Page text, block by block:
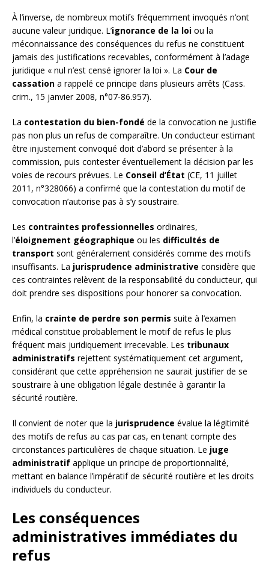
À l’inverse, de nombreux motifs fréquemment invoqués n’ont
aucune valeur juridique. L’ignorance de la loi ou la
méconnaissance des conséquences du refus ne constituent
jamais des justifications recevables, conformément à l’adage
juridique « nul n’est censé ignorer la loi ». La Cour de
cassation a rappelé ce principe dans plusieurs arrêts (Cass.
crim., 15 janvier 2008, n°07-86.957).
La contestation du bien-fondé de la convocation ne justifie
pas non plus un refus de comparaître. Un conducteur estimant
être injustement convoqué doit d’abord se présenter à la
commission, puis contester éventuellement la décision par les
voies de recours prévues. Le Conseil d’État (CE, 11 juillet
2011, n°328066) a confirmé que la contestation du motif de
convocation n’autorise pas à s’y soustraire.
Les contraintes professionnelles ordinaires,
l’éloignement géographique ou les difficultés de
transport sont généralement considérés comme des motifs
insuffisants. La jurisprudence administrative considère que
ces contraintes relèvent de la responsabilité du conducteur, qui
doit prendre ses dispositions pour honorer sa convocation.
Enfin, la crainte de perdre son permis suite à l’examen
médical constitue probablement le motif de refus le plus
fréquent mais juridiquement irrecevable. Les tribunaux
administratifs rejettent systématiquement cet argument,
considérant que cette appréhension ne saurait justifier de se
soustraire à une obligation légale destinée à garantir la
sécurité routière.
Il convient de noter que la jurisprudence évalue la légitimité
des motifs de refus au cas par cas, en tenant compte des
circonstances particulières de chaque situation. Le juge
administratif applique un principe de proportionnalité,
mettant en balance l’impératif de sécurité routière et les droits
individuels du conducteur.
Les conséquences
administratives immédiates du
refus